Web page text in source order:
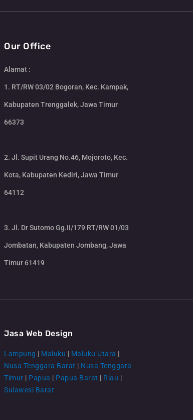
Our Office
Alamat :
1. RT/RW 03/02 Bogoran, Kec. Kampak,
Kabupaten Trenggalek, Jawa Timur
66373
2. Jl. Supit Urang No.46, Mojoroto, Kec.
Kota, Kabupaten Kediri, Jawa Timur
64112
3. Jl. Dr Sutomo Gg.II/179 RT/RW 01/03
Jombatan, Kabupaten Jombang, Jawa
Timur 61419
Jasa Web Design
Lampung | Maluku | Maluku Utara |
Nusa Tenggara Barat | Nusa Tenggara
Timur | Papua | Papua Barat | Riau |
Sulawesi Barat